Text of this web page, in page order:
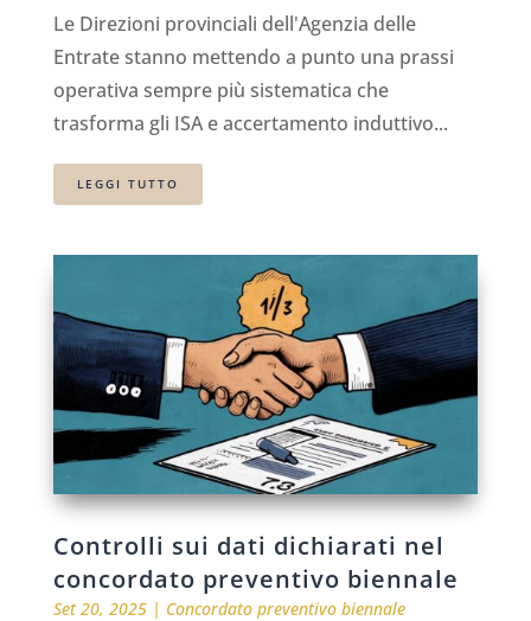
Le Direzioni provinciali dell'Agenzia delle
Entrate stanno mettendo a punto una prassi
operativa sempre più sistematica che
trasforma gli ISA e accertamento induttivo...
LEGGI TUTTO
Controlli sui dati dichiarati nel
concordato preventivo biennale
Set 20, 2025| Concordato preventivo biennale